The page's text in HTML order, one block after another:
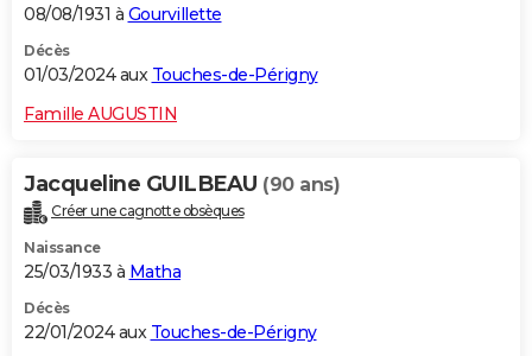
08/08/1931 à Gourvillette
Décès
01/03/2024 aux Touches-de-Périgny
Famille AUGUSTIN
Jacqueline GUILBEAU (90 ans)
Créer une cagnotte obsèques
Naissance
25/03/1933 à Matha
Décès
22/01/2024 aux Touches-de-Périgny